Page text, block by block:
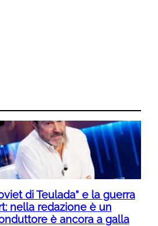
di Teulada” e la guerra
nella redazione è un
è ancora a galla